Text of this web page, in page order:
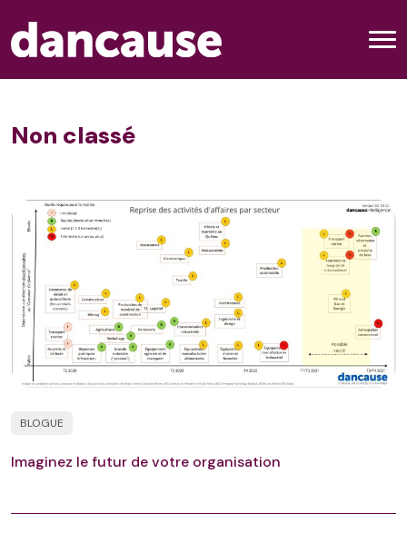
Non classé
BLOGUE
Imaginez le futur de votre organisation